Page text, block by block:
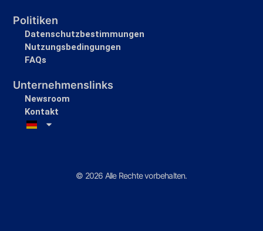
Politiken
Datenschutzbestimmungen
Nutzungsbedingungen
FAQs
Unternehmenslinks
Newsroom
Kontakt
© 2026 Alle Rechte vorbehalten.